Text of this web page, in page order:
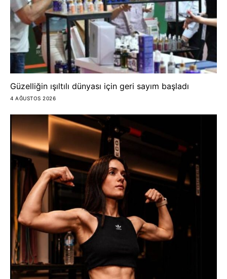
Güzelliğin ışıltılı dünyası için geri sayım başladı
4 AĞUSTOS 2026